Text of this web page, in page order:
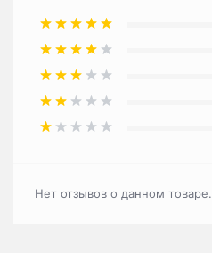
Нет отзывов о данном товаре.